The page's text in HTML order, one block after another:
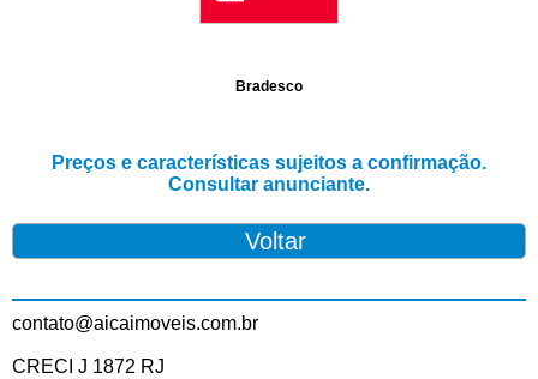
Bradesco
Preços e características sujeitos a confirmação.
Consultar anunciante.
contato@aicaimoveis.com.br
CRECI J 1872 RJ